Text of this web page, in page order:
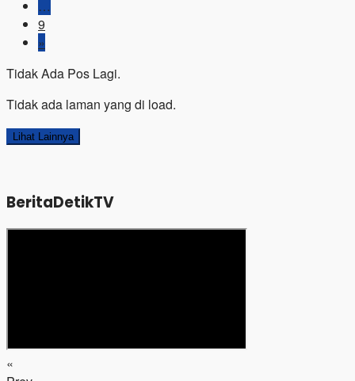
…
9
»
Tidak Ada Pos Lagi.
Tidak ada laman yang di load.
Lihat Lainnya
BeritaDetikTV
«